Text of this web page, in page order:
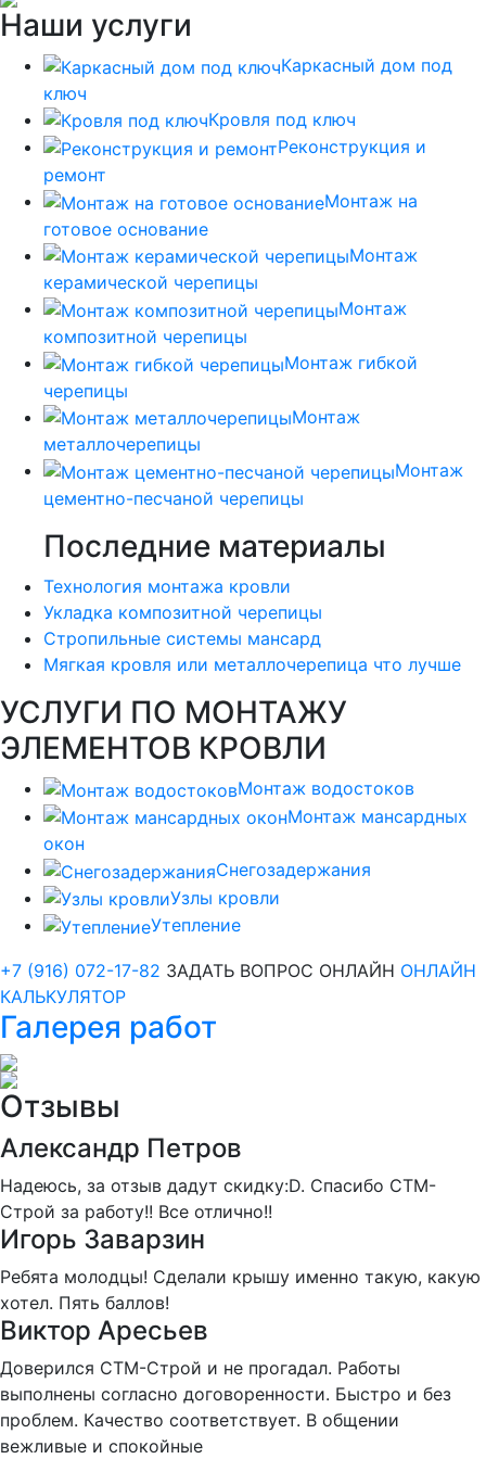
Наши услуги
Каркасный дом под
ключ
Кровля под ключ
Реконструкция и
ремонт
Монтаж на
готовое основание
Монтаж
керамической черепицы
Монтаж
композитной черепицы
Монтаж гибкой
черепицы
Монтаж
металлочерепицы
Монтаж
цементно-песчаной черепицы
Последние материалы
Технология монтажа кровли
Укладка композитной черепицы
Стропильные системы мансард
Мягкая кровля или металлочерепица что лучше
УСЛУГИ ПО МОНТАЖУ
ЭЛЕМЕНТОВ КРОВЛИ
Монтаж водостоков
Монтаж мансардных
окон
Снегозадержания
Узлы кровли
Утепление
+7 (916) 072-17-82 ЗАДАТЬ ВОПРОС ОНЛАЙН ОНЛАЙН
КАЛЬКУЛЯТОР
Галерея работ
Отзывы
Александр Петров
Надеюсь, за отзыв дадут скидку:D. Спасибо СТМ-
Строй за работу!! Все отлично!!
Игорь Заварзин
Ребята молодцы! Сделали крышу именно такую, какую
хотел. Пять баллов!
Виктор Аресьев
Доверился СТМ-Строй и не прогадал. Работы
выполнены согласно договоренности. Быстро и без
проблем. Качество соответствует. В общении
вежливые и спокойные